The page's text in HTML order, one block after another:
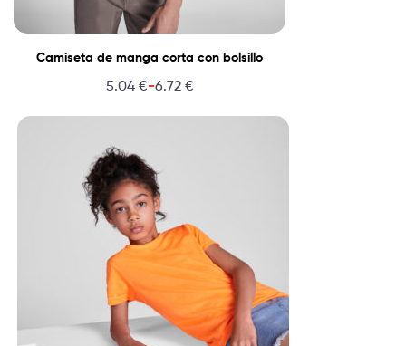
Camiseta de manga corta con bolsillo
5.04 €-6.72 €